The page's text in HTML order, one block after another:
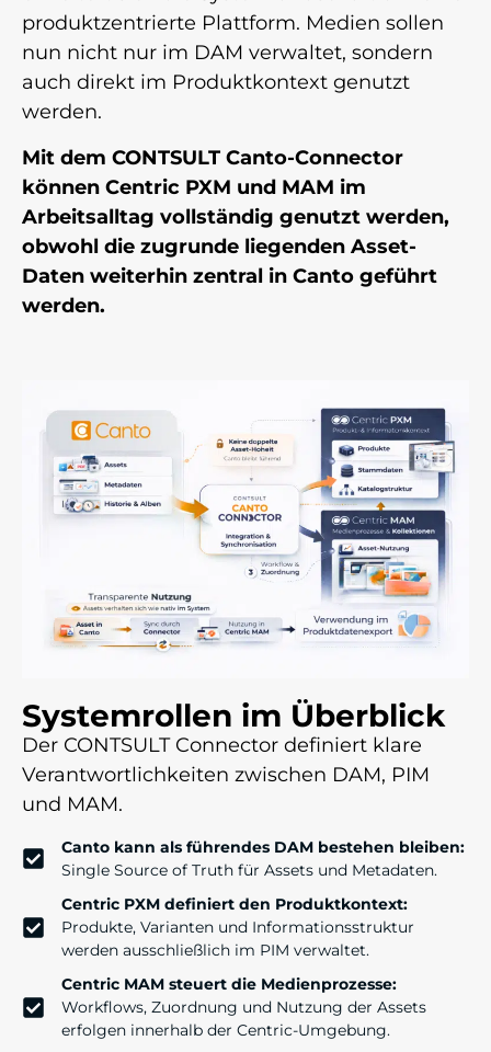
produktzentrierte Plattform. Medien sollen
nun nicht nur im DAM verwaltet, sondern
auch direkt im Produktkontext genutzt
werden.
Mit dem CONTSULT Canto-Connector
können Centric PXM und MAM im
Arbeitsalltag vollständig genutzt werden,
obwohl die zugrunde liegenden Asset-
Daten weiterhin zentral in Canto geführt
werden.
Systemrollen im Überblick​
Der CONTSULT Connector definiert klare
Verantwortlichkeiten zwischen DAM, PIM
und MAM.
Canto kann als führendes DAM bestehen bleiben:
Single Source of Truth für Assets und Metadaten.
Centric PXM definiert den Produktkontext:
Produkte, Varianten und Informationsstruktur
werden ausschließlich im PIM verwaltet.
Centric MAM steuert die Medienprozesse:
Workflows, Zuordnung und Nutzung der Assets
erfolgen innerhalb der Centric-Umgebung.